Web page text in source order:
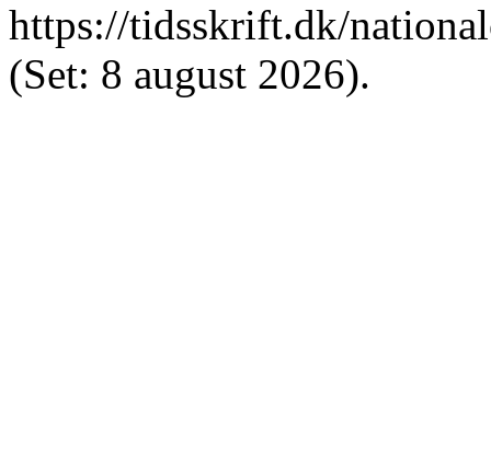
https://tidsskrift.dk/
(Set: 8 august 2026).